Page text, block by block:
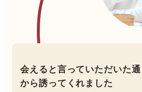
会えると言っていただいた
から誘ってくれました